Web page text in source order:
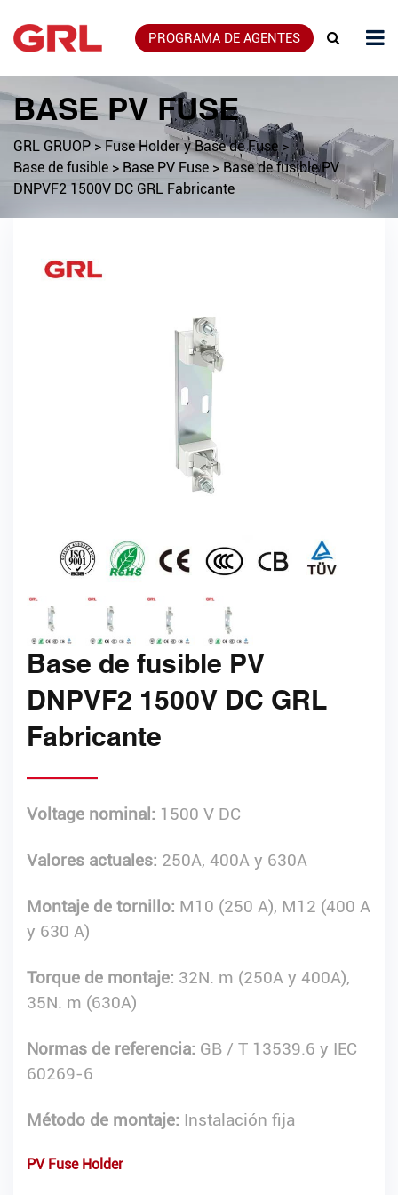
PROGRAMA DE AGENTES
BASE PV FUSE
GRL GRUOP > Fuse Holder y Base de Fuse >
Base de fusible > Base PV Fuse >Base de fusible PV
DNPVF2 1500V DC GRL Fabricante
Base de fusible PV
DNPVF2 1500V DC GRL
Fabricante
Voltage nominal: 1500 V DC
Valores actuales: 250A, 400A y 630A
Montaje de tornillo: M10 (250 A), M12 (400 A
y 630 A)
Torque de montaje: 32N. m (250A y 400A),
35N. m (630A)
Normas de referencia: GB / T 13539.6 y IEC
60269-6
Método de montaje: Instalación fija
PV Fuse Holder